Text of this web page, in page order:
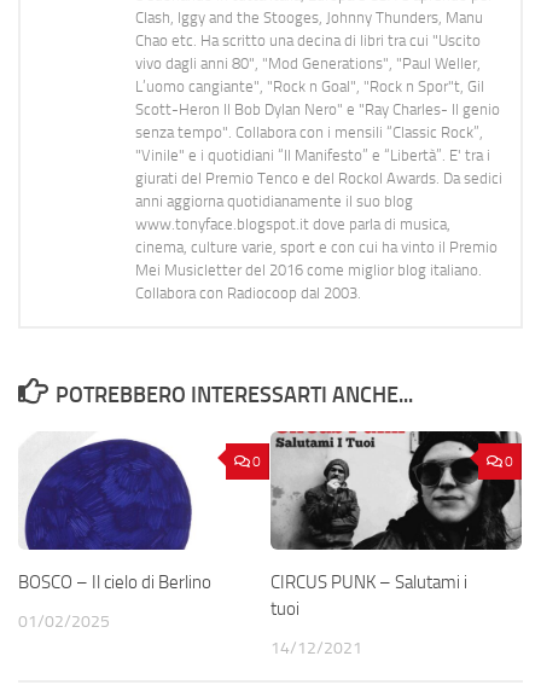
Clash, Iggy and the Stooges, Johnny Thunders, Manu
Chao etc. Ha scritto una decina di libri tra cui "Uscito
vivo dagli anni 80", "Mod Generations", "Paul Weller,
L’uomo cangiante", "Rock n Goal", "Rock n Spor"t, Gil
Scott-Heron Il Bob Dylan Nero" e "Ray Charles- Il genio
senza tempo". Collabora con i mensili “Classic Rock”,
"Vinile" e i quotidiani “Il Manifesto” e “Libertà”. E' tra i
giurati del Premio Tenco e del Rockol Awards. Da sedici
anni aggiorna quotidianamente il suo blog
www.tonyface.blogspot.it dove parla di musica,
cinema, culture varie, sport e con cui ha vinto il Premio
Mei Musicletter del 2016 come miglior blog italiano.
Collabora con Radiocoop dal 2003.
POTREBBERO INTERESSARTI ANCHE...
0
BOSCO – Il cielo di Berlino
01/02/2025
0
CIRCUS PUNK – Salutami i
tuoi
14/12/2021